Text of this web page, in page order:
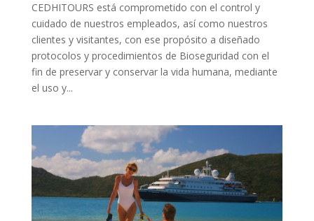
CEDHITOURS está comprometido con el control y
cuidado de nuestros empleados, así como nuestros
clientes y visitantes, con ese propósito a diseñado
protocolos y procedimientos de Bioseguridad con el
fin de preservar y conservar la vida humana, mediante
el uso y...